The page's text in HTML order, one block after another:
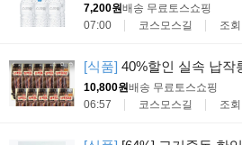
7,200원배송 무료 토스쇼핑
07:00
코스모스길 조
[식품] 40%할인 실속 납작
10,800원배송 무료 토스쇼핑
06:57
코스모스길 조